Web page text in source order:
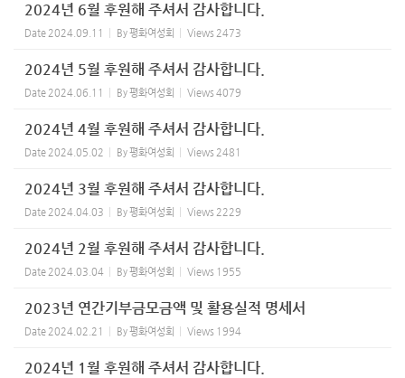
2024년 6월 후원해 주셔서 감사합니다.
Date 2024.09.11 By평화여성회 Views 2473
2024년 5월 후원해 주셔서 감사합니다.
Date 2024.06.11 By평화여성회 Views 4079
2024년 4월 후원해 주셔서 감사합니다.
Date 2024.05.02 By평화여성회 Views 2481
2024년 3월 후원해 주셔서 감사합니다.
Date 2024.04.03 By평화여성회 Views 2229
2024년 2월 후원해 주셔서 감사합니다.
Date 2024.03.04 By평화여성회 Views 1955
2023년 연간기부금모금액 및 활용실적 명세서
Date 2024.02.21 By평화여성회 Views 1994
2024년 1월 후원해 주셔서 감사합니다.